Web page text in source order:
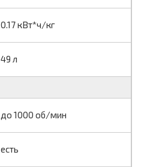
0.17 кВт*ч/кг
49 л
до 1000 об/мин
есть